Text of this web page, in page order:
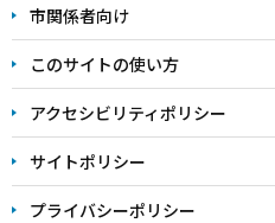
こ
ま
で
市関係者向け
このサイトの使い方
アクセシビリティポリシー
サイトポリシー
プライバシーポリシー